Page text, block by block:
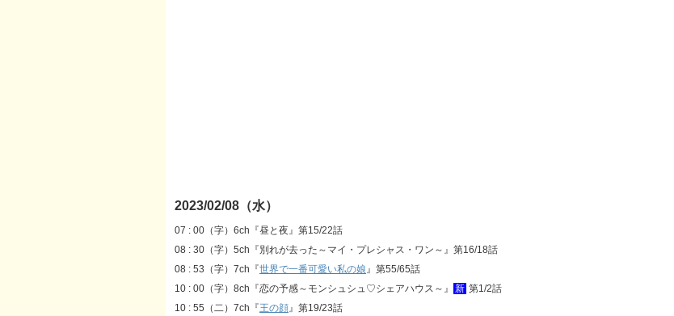
2023/02/08（水）
07 : 00（字）6ch『昼と夜』第15/22話
08 : 30（字）5ch『別れが去った～マイ・プレシャス・ワン～』第16/18話
08 : 53（字）7ch『世界で一番可愛い私の娘』第55/65話
10 : 00（字）8ch『恋の予感～モンシュシュ♡シェアハウス～』
新 第1/2話
10 : 55（二）7ch『王の顔』第19/23話